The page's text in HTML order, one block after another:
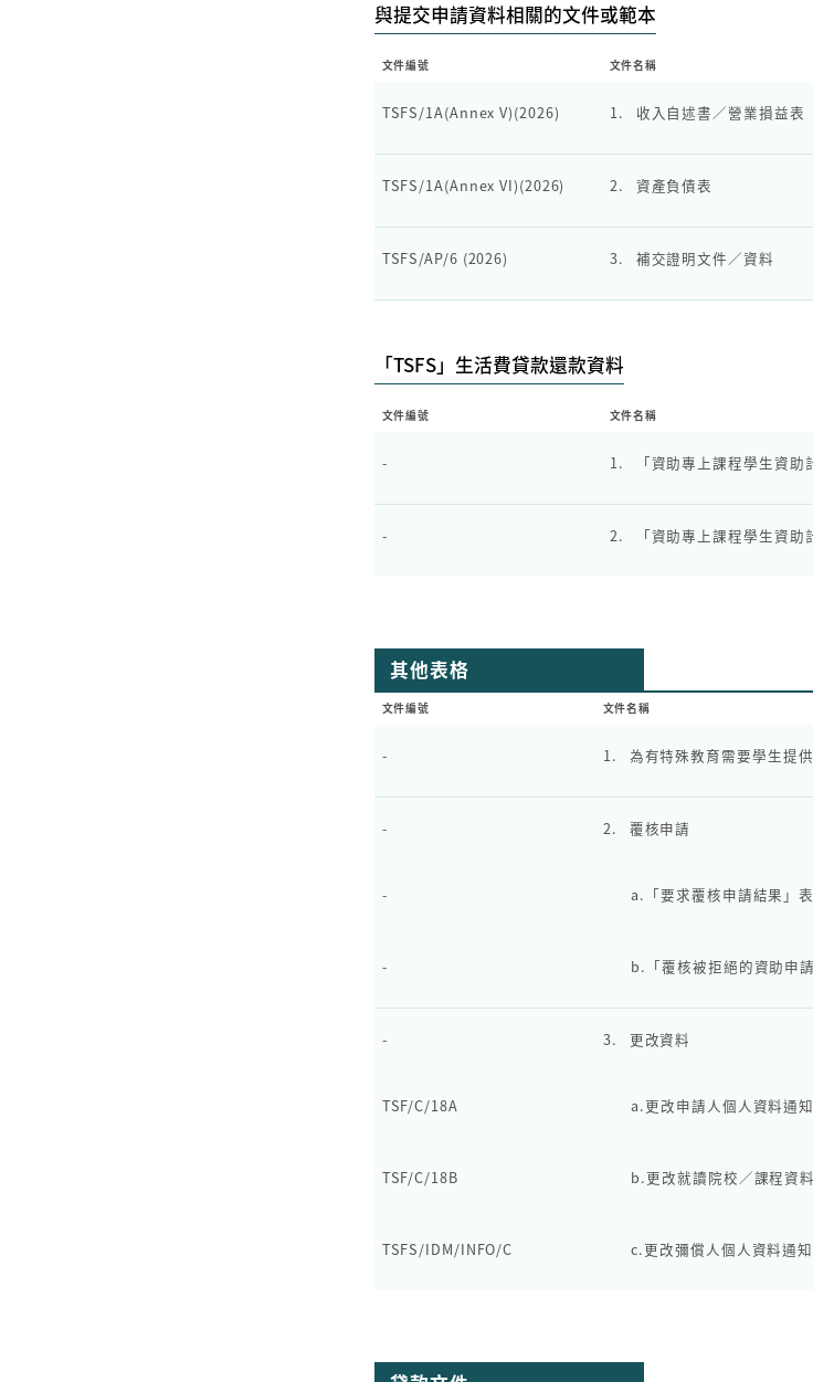
與提交申請資料相關的文件或範本
文件編號 文件名稱
TSFS/1A(Annex V)(2026) 1. 收入自述書／營業損益表
TSFS/1A(Annex VI)(2026) 2. 資產負債表
TSFS/AP/6 (2026) 3. 補交證明文件／資料
「TSFS」生活費貸款還款資料
文件編號 文件名稱
- 1. 「資助專上課程學生資
- 2. 「資助專上課程學生資
其他表格
文件編號 文件名稱
- 1. 為有特殊教育需要學生提
- 2. 覆核申請
- a. 「要求覆核申請結果」
- b. 「覆核被拒絕的資助申
- 3. 更改資料
TSF/C/18A a.更改申請人個人資料通
TSF/C/18B b.更改就讀院校／課程資
TSFS/IDM/INFO/C c.更改彌償人個人資料通